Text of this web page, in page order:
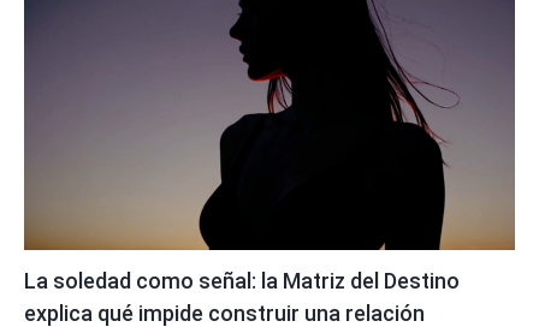
La soledad como señal: la Matriz del Destino
explica qué impide construir una relación